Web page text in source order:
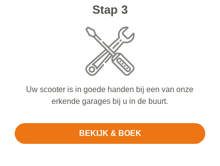
Stap 3
Uw scooter is in goede handen bij een van onze
erkende garages bij u in de buurt.
BEKIJK & BOEK